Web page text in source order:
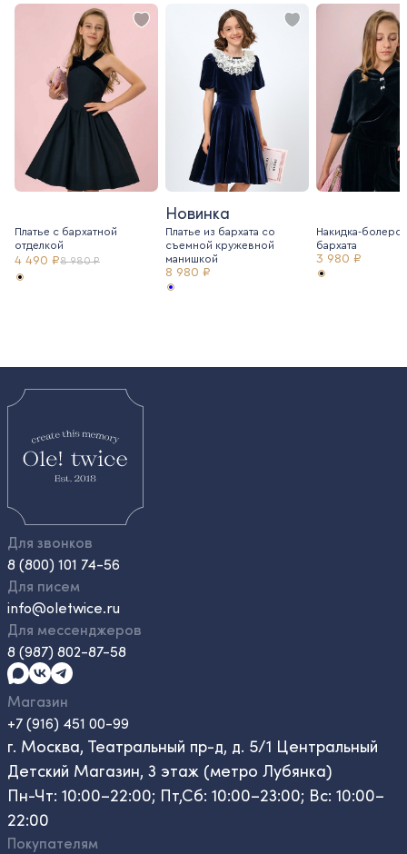
Платье с бархатной
отделкой
4 490 ₽8 980 ₽
Новинка
Платье из бархата со
съемной кружевной
манишкой
8 980 ₽
Накидка-болеро
бархата
3 980 ₽
Для звонков
8 (800) 101 74-56
Для писем
info@oletwice.ru
Для мессенджеров
8 (987) 802-87-58
Магазин
+7 (916) 451 00-99
г. Москва, Театральный пр-д, д. 5/1 Центральный
Детский Магазин, 3 этаж (метро Лубянка)
Пн-Чт: 10:00–22:00; Пт,Сб: 10:00–23:00; Вс: 10:00–
22:00
Покупателям